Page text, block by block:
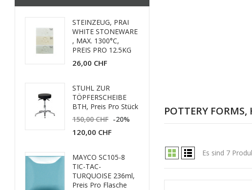
STEINZEUG, PRAI
WHITE STONEWARE
, MAX. 1300°C,
PREIS PRO 12.5KG
26,00 CHF
STUHL ZUR
TÖPFERSCHEIBE
BTH, Preis Pro Stück
150,00 CHF -20%
120,00 CHF
MAYCO SC105-8
TIC-TAC-
TURQUOISE 236ml,
Preis Pro Flasche
POTTERY FORMS,
Es sind 7